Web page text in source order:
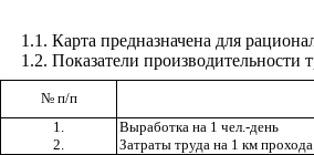
1.1 . Карта предназначена для
1.2. Показатели производительности
№ п/п
1.
Выработка на 1 чел.-день
2.
Затраты труда на 1 км